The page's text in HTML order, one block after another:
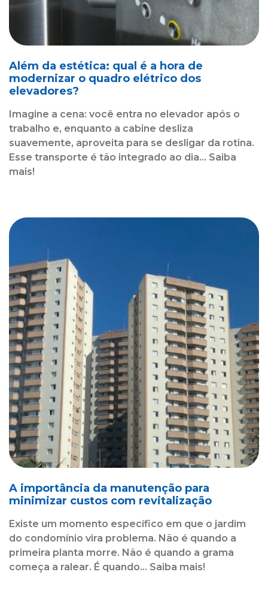
Além da estética: qual é a hora de
modernizar o quadro elétrico dos
elevadores?
Imagine a cena: você entra no elevador após o
trabalho e, enquanto a cabine desliza
suavemente, aproveita para se desligar da rotina.
Esse transporte é tão integrado ao dia... Saiba
mais!
A importância da manutenção para
minimizar custos com revitalização
Existe um momento específico em que o jardim
do condomínio vira problema. Não é quando a
primeira planta morre. Não é quando a grama
começa a ralear. É quando... Saiba mais!